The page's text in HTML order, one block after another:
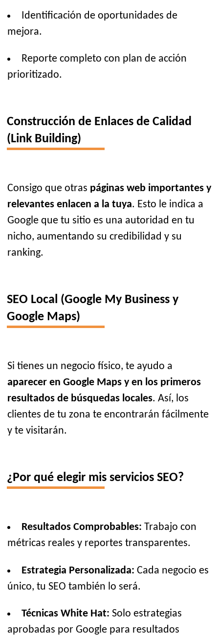
Identificación de oportunidades de
mejora.
Reporte completo con plan de acción
prioritizado.
Construcción de Enlaces de Calidad
(Link Building)
Consigo que otras páginas web importantes y
relevantes enlacen a la tuya. Esto le indica a
Google que tu sitio es una autoridad en tu
nicho, aumentando su credibilidad y su
ranking.
SEO Local (Google My Business y
Google Maps)
Si tienes un negocio físico, te ayudo a
aparecer en Google Maps y en los primeros
resultados de búsquedas locales. Así, los
clientes de tu zona te encontrarán fácilmente
y te visitarán.
¿Por qué elegir mis servicios SEO?
Resultados Comprobables: Trabajo con
métricas reales y reportes transparentes.
Estrategia Personalizada: Cada negocio es
único, tu SEO también lo será.
Técnicas White Hat: Solo estrategias
aprobadas por Google para resultados